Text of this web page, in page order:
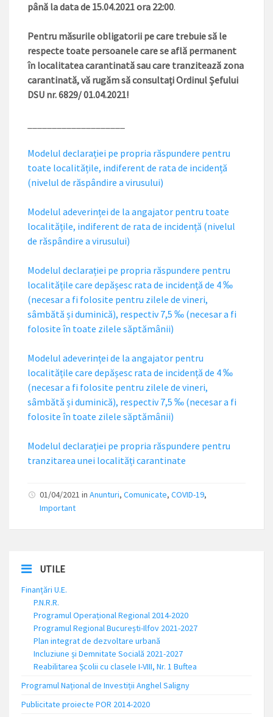
până la data de 15.04.2021 ora 22:00.
Pentru măsurile obligatorii pe care trebuie să le
respecte toate persoanele care se află permanent
în localitatea carantinată sau care tranzitează zona
carantinată, vă rugăm să consultați Ordinul Șefului
DSU nr. 6829/ 01.04.2021!
Modelul declarației pe propria răspundere pentru
toate localitățile, indiferent de rata de incidență
(nivelul de răspândire a virusului)
Modelul adeverinței de la angajator pentru toate
localitățile, indiferent de rata de incidență (nivelul
de răspândire a virusului)
Modelul declarației pe propria răspundere pentru
localitățile care depășesc rata de incidență de 4 ‰
(necesar a fi folosite pentru zilele de vineri,
sâmbătă și duminică), respectiv 7,5 ‰ (necesar a fi
folosite în toate zilele săptămânii)
Modelul adeverinței de la angajator pentru
localitățile care depășesc rata de incidență de 4 ‰
(necesar a fi folosite pentru zilele de vineri,
sâmbătă și duminică), respectiv 7,5 ‰ (necesar a fi
folosite în toate zilele săptămânii)
Modelul declarației pe propria răspundere pentru
tranzitarea unei localități carantinate
01/04/2021 in Anunturi, Comunicate, COVID-19,
Important
UTILE
Finanțări U.E.
P.N.R.R.
Programul Operațional Regional 2014-2020
Programul Regional București-Ilfov 2021-2027
Plan integrat de dezvoltare urbană
Incluziune și Demnitate Socială 2021-2027
Reabilitarea Școlii cu clasele I-VIII, Nr. 1 Buftea
Programul Național de Investiții Anghel Saligny
Publicitate proiecte POR 2014-2020